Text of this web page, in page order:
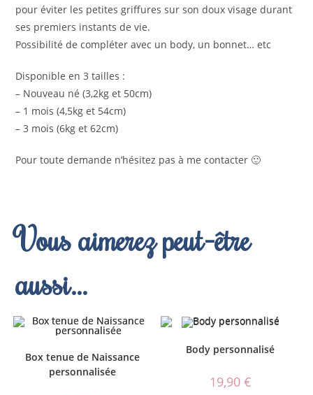
pour éviter les petites griffures sur son doux visage durant
ses premiers instants de vie.
Possibilité de compléter avec un body, un bonnet… etc
Disponible en 3 tailles :
– Nouveau né (3,2kg et 50cm)
– 1 mois (4,5kg et 54cm)
– 3 mois (6kg et 62cm)
Pour toute demande n’hésitez pas à me contacter 🙂
Vous aimerez peut-être
aussi…
Box tenue de Naissance
personnalisée
Body personnalisé
19,90 €